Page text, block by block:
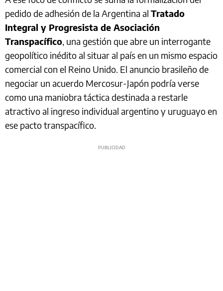
pedido de adhesión de la Argentina al Tratado
Integral y Progresista de Asociación
Transpacífico, una gestión que abre un interrogante
geopolítico inédito al situar al país en un mismo espacio
comercial con el Reino Unido. El anuncio brasileño de
negociar un acuerdo Mercosur-Japón podría verse
como una maniobra táctica destinada a restarle
atractivo al ingreso individual argentino y uruguayo en
ese pacto transpacífico.